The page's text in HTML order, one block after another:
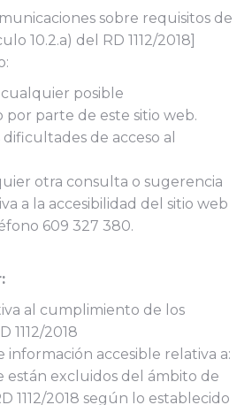
sobre requisitos de
10.2.a) del RD 1112/2018]
posible
parte de este sitio web.
de acceso al
otra consulta o sugerencia
a la accesibilidad del sitio web
609 327 380.
al cumplimiento de los
1112/2018
información accesible relativa a:
están excluidos del ámbito de
1112/2018 según lo establecido